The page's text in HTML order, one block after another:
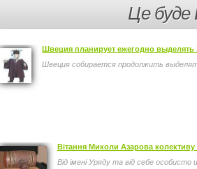
Це буде
Швеция планирует ежегодно
Швеция собирается продолжить
Вітання Миколи Азарова колективу
Від імені Уряду та від себе